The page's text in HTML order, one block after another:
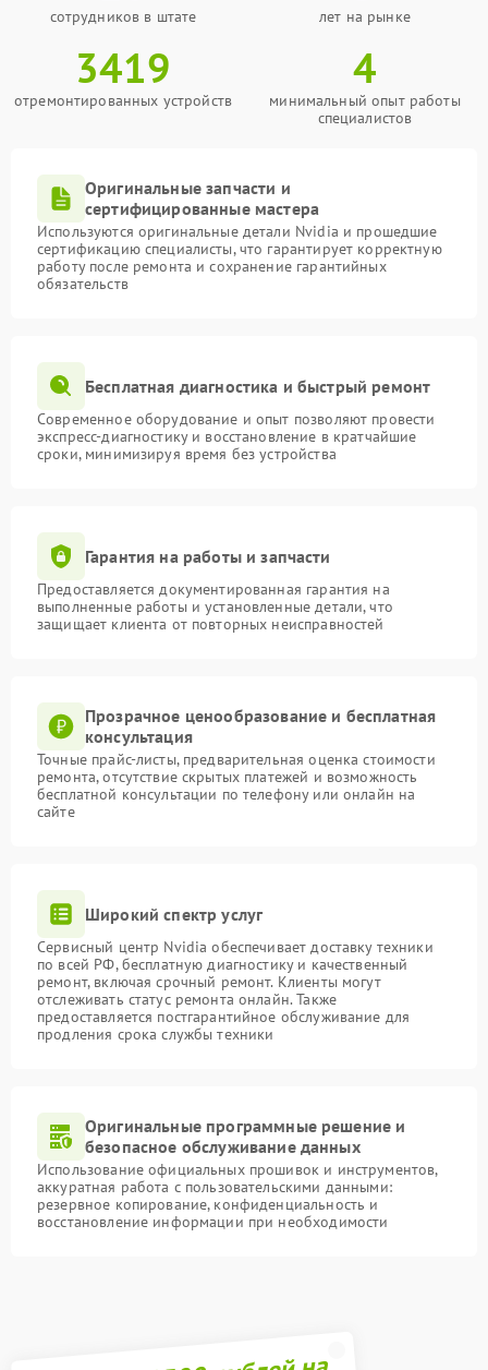
сотрудников в штате лет на рынке
3419
отремонтированных устройств
4
минимальный опыт работы
специалистов
Оригинальные запчасти и
сертифицированные мастера
Используются оригинальные детали Nvidia и прошедшие
сертификацию специалисты, что гарантирует корректную
работу после ремонта и сохранение гарантийных
обязательств
Бесплатная диагностика и быстрый ремонт
Современное оборудование и опыт позволяют провести
экспресс-диагностику и восстановление в кратчайшие
сроки, минимизируя время без устройства
Гарантия на работы и запчасти
Предоставляется документированная гарантия на
выполненные работы и установленные детали, что
защищает клиента от повторных неисправностей
Прозрачное ценообразование и бесплатная
консультация
Точные прайс-листы, предварительная оценка стоимости
ремонта, отсутствие скрытых платежей и возможность
бесплатной консультации по телефону или онлайн на
сайте
Широкий спектр услуг
Сервисный центр Nvidia обеспечивает доставку техники
по всей РФ, бесплатную диагностику и качественный
ремонт, включая срочный ремонт. Клиенты могут
отслеживать статус ремонта онлайн. Также
предоставляется постгарантийное обслуживание для
продления срока службы техники
Оригинальные программные решение и
безопасное обслуживание данных
Использование официальных прошивок и инструментов,
аккуратная работа с пользовательскими данными:
резервное копирование, конфиденциальность и
восстановление информации при необходимости